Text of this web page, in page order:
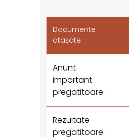
Documente
atașate
Anunt
important
pregatitoare
Rezultate
pregatitoare